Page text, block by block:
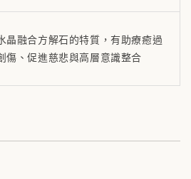
晶融合方解石的特質，有助療癒過
傷、促進慈悲與高層意識整合